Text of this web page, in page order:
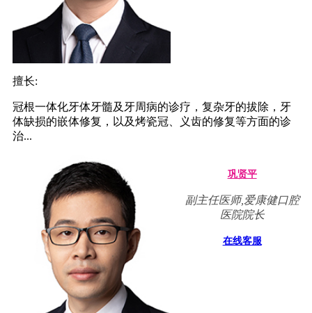
擅长:
冠根一体化牙体牙髓及牙周病的诊疗，复杂牙的拔除，牙
体缺损的嵌体修复，以及烤瓷冠、义齿的修复等方面的诊
治...
巩贤平
副主任医师,爱康健口腔
医院院长
在线客服